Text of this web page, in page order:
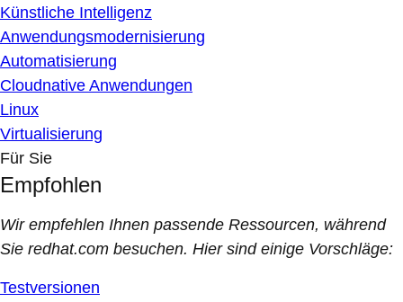
Künstliche Intelligenz
Anwendungsmodernisierung
Automatisierung
Cloudnative Anwendungen
Linux
Virtualisierung
Für Sie
Empfohlen
Wir empfehlen Ihnen passende Ressourcen, während
Sie redhat.com besuchen. Hier sind einige Vorschläge:
Testversionen